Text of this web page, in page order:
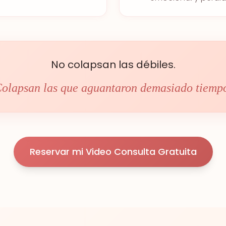
No colapsan las débiles.
las que aguantaron demasiado
Reservar mi Video Consulta Gratuita